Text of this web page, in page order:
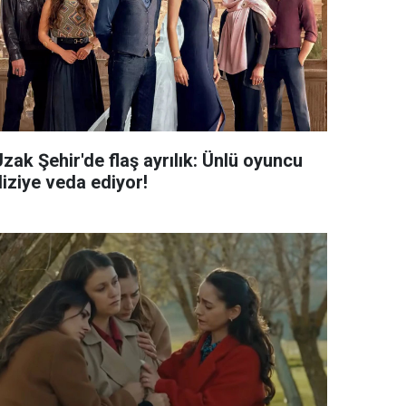
Şehir'de flaş ayrılık: Ünlü oyuncu
veda ediyor!